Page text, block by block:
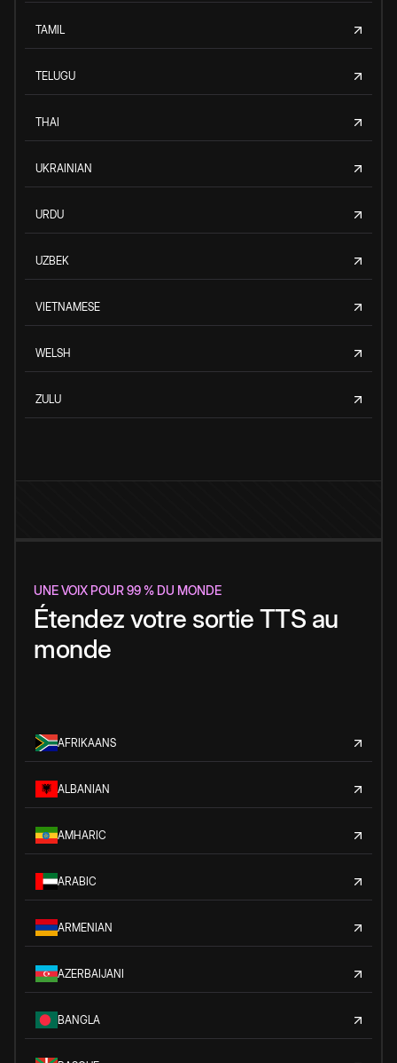
TAMIL
TELUGU
THAI
UKRAINIAN
URDU
UZBEK
VIETNAMESE
WELSH
ZULU
UNE VOIX POUR 99 % DU MONDE
Étendez votre sortie TTS au
monde
AFRIKAANS
ALBANIAN
AMHARIC
ARABIC
ARMENIAN
AZERBAIJANI
BANGLA